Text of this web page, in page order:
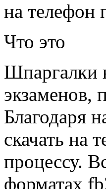
на телефон
Что это
Шпаргалки
экзаменов,
Благодаря
скачать на
процессу.
форматах